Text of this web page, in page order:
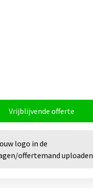
Vrijblijvende offerte
logo in de
offertemand uploaden